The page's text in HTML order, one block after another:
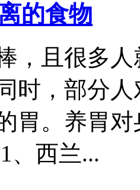
的食物
，且很多
时，部分
胃。养胃
、西兰...